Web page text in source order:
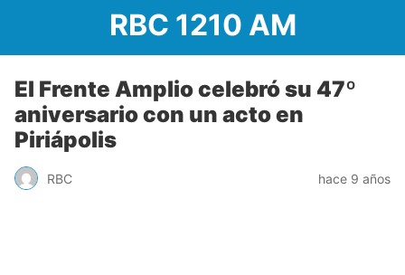
RBC 1210 AM
El Frente Amplio celebró su 47º
aniversario con un acto en
Piriápolis
RBC hace 9 años